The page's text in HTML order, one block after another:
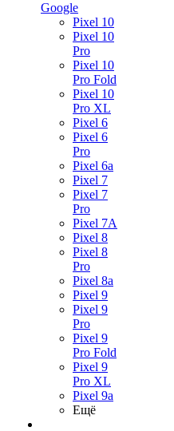
Google
Pixel 10
Pixel 10
Pro
Pixel 10
Pro Fold
Pixel 10
Pro XL
Pixel 6
Pixel 6
Pro
Pixel 6a
Pixel 7
Pixel 7
Pro
Pixel 7A
Pixel 8
Pixel 8
Pro
Pixel 8a
Pixel 9
Pixel 9
Pro
Pixel 9
Pro Fold
Pixel 9
Pro XL
Pixel 9a
Ещё